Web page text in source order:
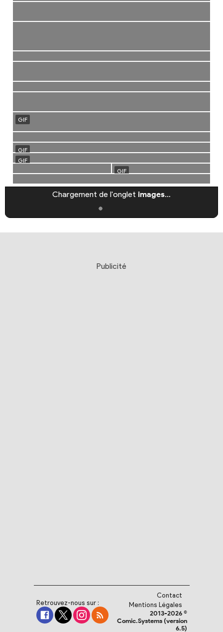
Chargement de l'onglet images…
Publicité
Retrouvez-nous sur :
Contact
Mentions Légales
2013-2026 ©
Comic.Systems (version
6.5)